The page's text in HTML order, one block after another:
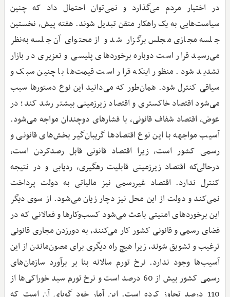
در اختیار مردم می‌گذارد و نمی‌توان احتمال داد که چنین
سیاست‌هایی به یک راهکار متقن تبدیل شوند. هفته پیش، نخستین
جلسه مجازی مجلس برگزار شد و از محتوای آن جلسه به‌نظر
می‌رسید قرار است دوباره برخوردهای پلیسی و تعزیری در بازار
تشدید شود. منظور اینکه قرار است قیمت‌ها با چنین سبک و
سیاقی کنترل شود. همان‌طور که می‌دانید این نوع دستورها سبب
می‌شود اقتصاد خاکستری و اقتصاد زیرزمینی بیشتر رشد کند؛ در
عوض، اقتصاد شفاف قانونی، با فشارهای دوچندان مواجه می‌شود.
آسیب مواجهه با این نوع اقتصادها گریبان‌گیر بخش‌های قانونی و
رسمی کشور است، زیرا اقتصاد قانونی قابل رصدکردن است،
درحالی‌که اقتصاد زیرزمینی قابلیت رهگیری، ردیابی و در نتیجه
کنترل ندارد. اقتصاد غیررسمی نیز مالیاتی به دولت پرداخت
نمی‌کند و دولت از این محل نیز دچار زیان می‌شود. از سوی دیگر
این برخوردهای امنیتی باعث می‌شود کسب‌وکارها و فعالانی که در
فضای رسمی و قانونی کشور کار می‌کنند، به دورزدن مجاری قانونی
ترغیب و تشویق شوند، زیرا هیچ راه دیگری برای مصون‌ماندن از این
آسیب‌ها وجود ندارد. نرخ تورم سالانه بنا بر برآورد سازمان‌های
رسمی کشور بیش از 60 درصد است و نرخ تورم سبد خوراکی‌ها از